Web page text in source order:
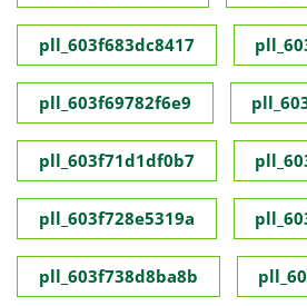
pll_603f683dc8417
pll_603f69782f6e9
pll_603f71d1df0b7
pll_603f728e5319a
pll_603f738d8ba8b